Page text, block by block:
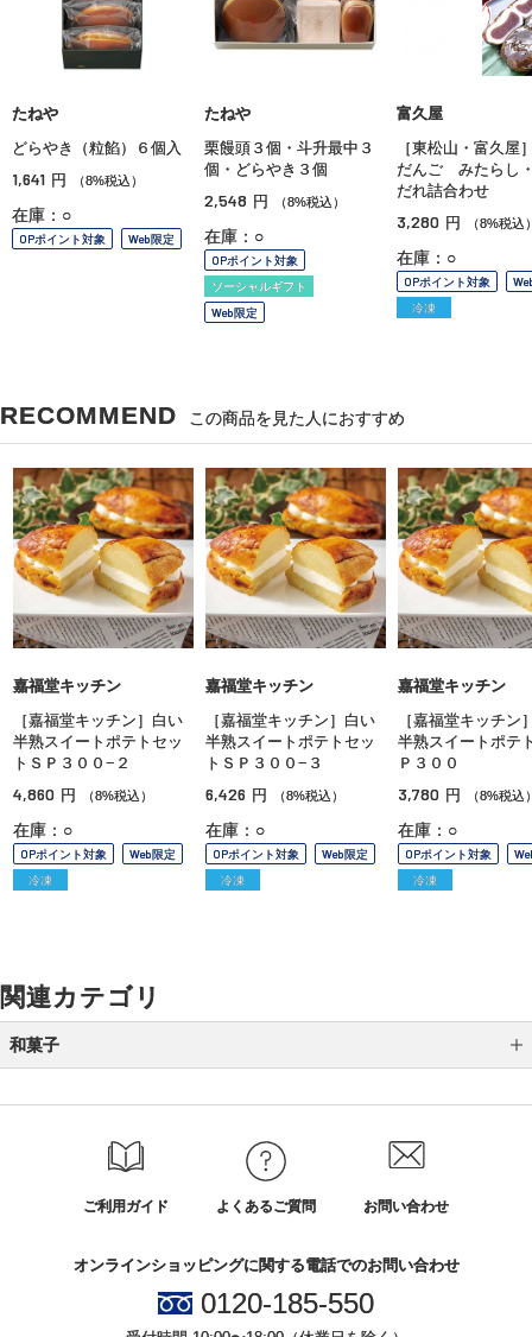
たねや
どらやき（粒餡）６個入
1,641 円 （8%税込）
在庫：○
OPポイント対象 Web限定
たねや
栗饅頭３個・斗升最中３
個・どらやき３個
2,548 円 （8%税込）
在庫：○
OPポイント対象
ソーシャルギフト
Web限定
富久屋
［東松山・富久屋
だんご みたらし
だれ詰合わせ
3,280 円 （8%税込
在庫：○
OPポイント対象
冷凍
RECOMMEND この商品を見た人におすすめ
嘉福堂キッチン
［嘉福堂キッチン］白い
半熟スイートポテトセッ
トＳＰ３００−２
4,860 円 （8%税込）
在庫：○
OPポイント対象
Web限定
冷凍
嘉福堂キッチン
［嘉福堂キッチン］白い
半熟スイートポテトセッ
トＳＰ３００−３
6,426 円 （8%税込）
在庫：○
OPポイント対象
Web限定
冷凍
嘉福堂キッチン
［嘉福堂キッチン
半熟スイートポ
Ｐ３００
3,780 円 （8%税込
在庫：○
OPポイント対象
冷凍
関連カテゴリ
和菓子
ご利用ガイド よくあるご質問 お問い合わせ
オンラインショッピングに関する電話でのお問い合わせ
0120-185-550